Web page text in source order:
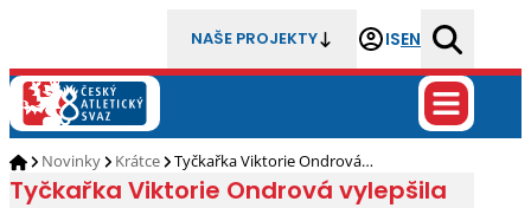
NAŠE PROJEKTY ISEN
Novinky Krátce Tyčkařka Viktorie Ondrová…
Tyčkařka Viktorie Ondrová vylepšila